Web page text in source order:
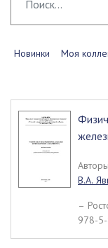
Новинки Моя
В.А.
–
978-